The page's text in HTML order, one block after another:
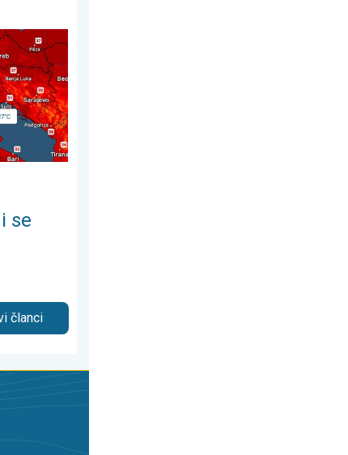
2026. mora 27°C. . . ponedjeljak, 3. august 2026.
se
članci